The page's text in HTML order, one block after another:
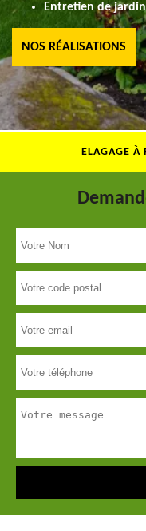
Entretien de jardin
NOS RÉALISATIONS
ELAGAGE À